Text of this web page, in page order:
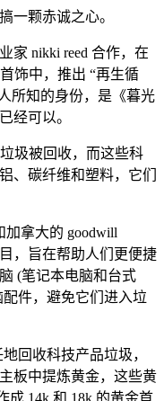
一颗赤诚之心。
家 nikki reed 合作，在
饰中，推出 “再生循
所知的身份，是《暮光
经可以。
圾被回收，而这些科
、碳纤维和塑料，它们
加拿大的 goodwill
目，旨在帮助人们更便捷
(笔记本电脑和台式
件，避免它们进入垃
回收科技产品垃圾，
板中提炼黄金，这些黄
成 14k 和 18k 的黄金首